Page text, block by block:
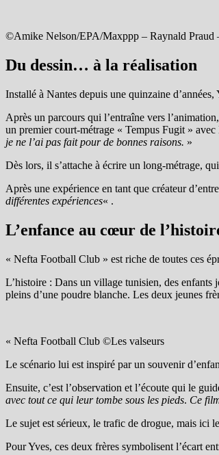
©Amike Nelson/EPA/Maxppp – Raynald Praud
Du dessin… à la réalisation
Installé à Nantes depuis une quinzaine
Après un parcours qui l’entraîne vers
un premier court-métrage « Tempus Fugit »
je ne l’ai pas fait pour de bonnes raisons. »
Dès lors, il s’attache à écrire un long-métrage,
Après une expérience en tant que créateur
différentes expériences« .
L’enfance au cœur de
« Nefta Football Club » est riche de toutes ces
L’histoire : Dans un village tunisien, des enfants
pleins d’une poudre blanche. Les deux jeunes
« Nefta Football Club ©Les valseurs
Le scénario lui est inspiré par un souvenir
Ensuite, c’est l’observation et l’écoute qui le
avec tout ce qui leur tombe sous les pieds. Ce
Le sujet est sérieux, le trafic de drogue, mais ici
Pour Yves, ces deux frères symbolisent l’écart